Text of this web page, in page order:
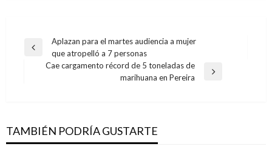
Navegación
Entrada
anterior
Aplazan para el martes audiencia a mujer
que atropelló a 7 personas
Cae cargamento récord de 5 toneladas de
marihuana en Pereira
TAMBIÉN PODRÍA GUSTARTE
llamado a la unidad nacional
Iván Briceño martes enero 22, 2013